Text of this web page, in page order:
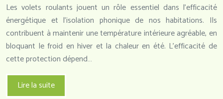
Les volets roulants jouent un rôle essentiel dans l’efficacité
énergétique et l’isolation phonique de nos habitations. Ils
contribuent à maintenir une température intérieure agréable, en
bloquant le froid en hiver et la chaleur en été. L’efficacité de
cette protection dépend…
Lire la suite